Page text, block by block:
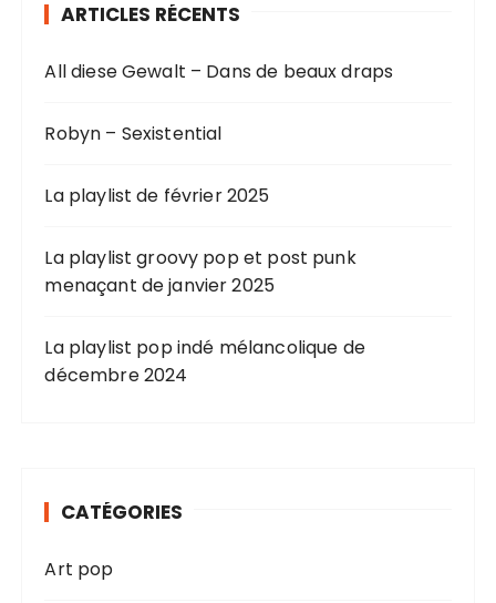
ARTICLES RÉCENTS
All diese Gewalt – Dans de beaux draps
Robyn – Sexistential
La playlist de février 2025
La playlist groovy pop et post punk
menaçant de janvier 2025
La playlist pop indé mélancolique de
décembre 2024
CATÉGORIES
Art pop